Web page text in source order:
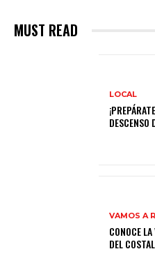
MUST READ
LOCAL
DESCENSO
VAMOS A
CONOCE
DEL